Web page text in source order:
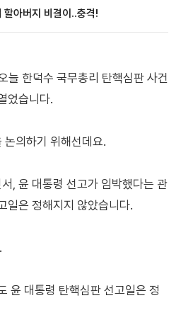
늘 한덕수 국무총리 탄핵심판 사건
었습니다.
의하기 위해선데요.
, 윤 대통령 선고가 임박했다는 관
일은 정해지지 않았습니다.
윤 대통령 탄핵심판 선고일은 정